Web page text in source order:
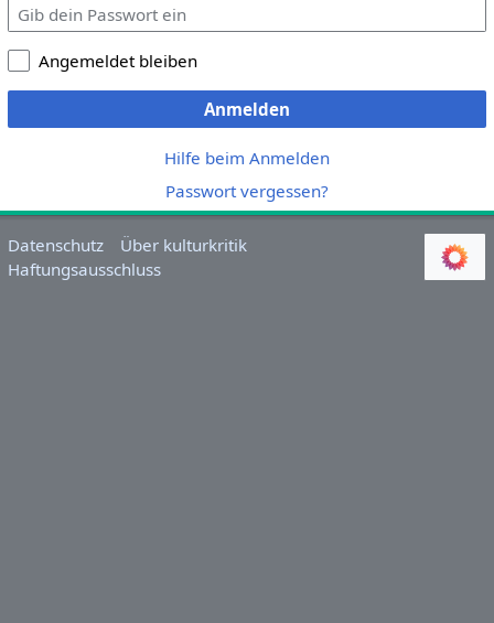
Angemeldet bleiben
Anmelden
Hilfe beim Anmelden
Passwort vergessen?
Datenschutz
Über kulturkritik
Haftungsausschluss